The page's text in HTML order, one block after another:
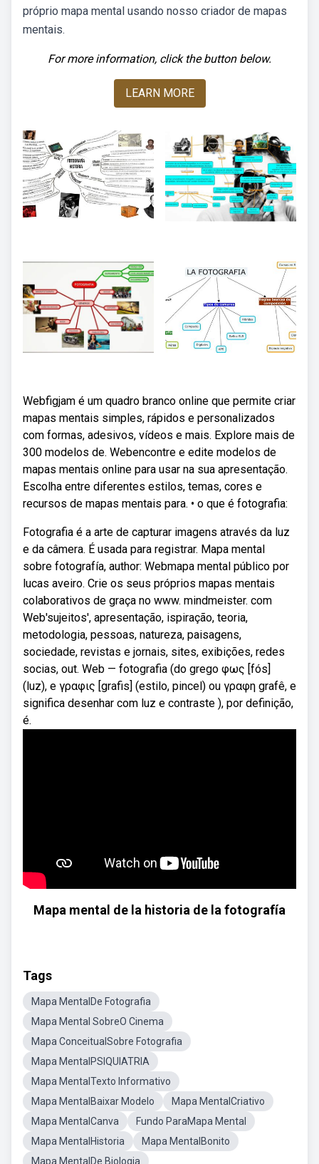
próprio mapa mental usando nosso criador de mapas
mentais.
For more information, click the button below.
LEARN MORE
Webfigjam é um quadro branco online que permite criar
mapas mentais simples, rápidos e personalizados
com formas, adesivos, vídeos e mais. Explore mais de
300 modelos de. Webencontre e edite modelos de
mapas mentais online para usar na sua apresentação.
Escolha entre diferentes estilos, temas, cores e
recursos de mapas mentais para. • o que é fotografia:
Fotografia é a arte de capturar imagens através da luz
e da câmera. É usada para registrar. Mapa mental
sobre fotografía, author: Webmapa mental público por
lucas aveiro. Crie os seus próprios mapas mentais
colaborativos de graça no www. mindmeister. com
Web'sujeitos', apresentação, ispiração, teoria,
metodologia, pessoas, natureza, paisagens,
sociedade, revistas e jornais, sites, exibições, redes
socias, out. Web — fotografia (do grego φως [fós]
(luz), e γραφις [grafis] (estilo, pincel) ou γραφη grafê, e
significa desenhar com luz e contraste ), por definição,
é.
Mapa mental de la historia de la fotografía
Tags
Mapa MentalDe Fotografia
Mapa Mental SobreO Cinema
Mapa ConceitualSobre Fotografia
Mapa MentalPSIQUIATRIA
Mapa MentalTexto Informativo
Mapa MentalBaixar Modelo
Mapa MentalCriativo
Mapa MentalCanva
Fundo ParaMapa Mental
Mapa MentalHistoria
Mapa MentalBonito
Mapa MentalDe Biologia